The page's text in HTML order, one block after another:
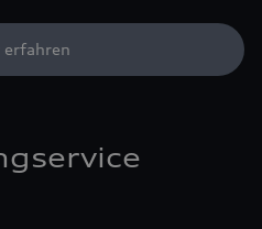
erfahren